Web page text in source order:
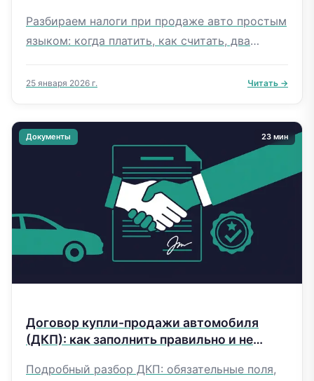
Разбираем налоги при продаже авто простым
языком: когда платить, как считать, два
подача 3-НДФЛ, штрафы и хитрые случаи.
25 января 2026 г. Читать →
Документы 23 мин
Договор купли-продажи автомобиля
(ДКП): как заполнить правильно и не
Подробный разбор ДКП: обязательные поля,